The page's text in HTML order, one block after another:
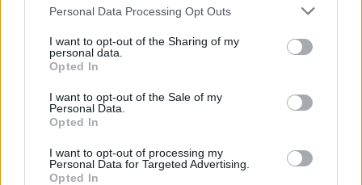
Personal Data Processing Opt Outs
I want to opt-out of the Sharing of my
personal data.
Opted In
I want to opt-out of the Sale of my
Personal Data.
Opted In
I want to opt-out of processing my
Personal Data for Targeted Advertising.
Opted In